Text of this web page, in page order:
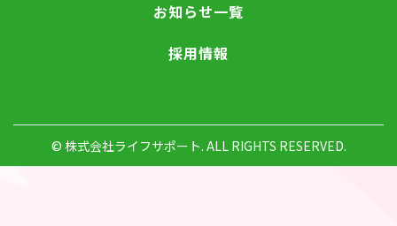
お知らせ一覧
採用情報
© 株式会社ライフサポート. ALL RIGHTS RESERVED.